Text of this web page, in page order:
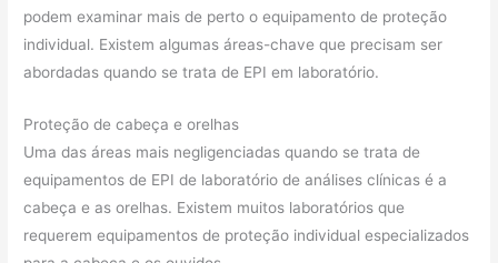
podem examinar mais de perto o equipamento de proteção
individual. Existem algumas áreas-chave que precisam ser
abordadas quando se trata de EPI em laboratório.
Proteção de cabeça e orelhas
Uma das áreas mais negligenciadas quando se trata de
equipamentos de EPI de laboratório de análises clínicas é a
cabeça e as orelhas. Existem muitos laboratórios que
requerem equipamentos de proteção individual especializados